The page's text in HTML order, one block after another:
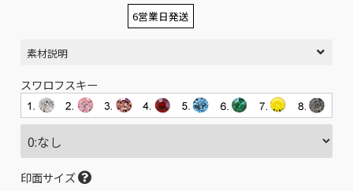
6営業日発送
素材説明
スワロフスキー
印面サイズ